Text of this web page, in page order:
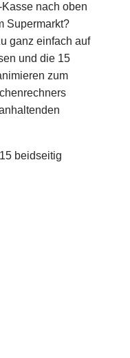
nach oben
Supermarkt?
ganz einfach auf
und die 15
zum
beidseitig